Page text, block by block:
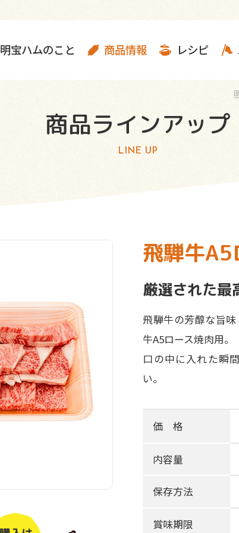
明宝ハムのこと 商品情報 レシピ
商品ラインアップ
LINE UP
飛騨牛
厳選された最
飛騨牛の芳醇な旨
牛A5ロース焼肉用。
口の中に入れた瞬
い。
価 格
内容量
保存方法
賞味期限